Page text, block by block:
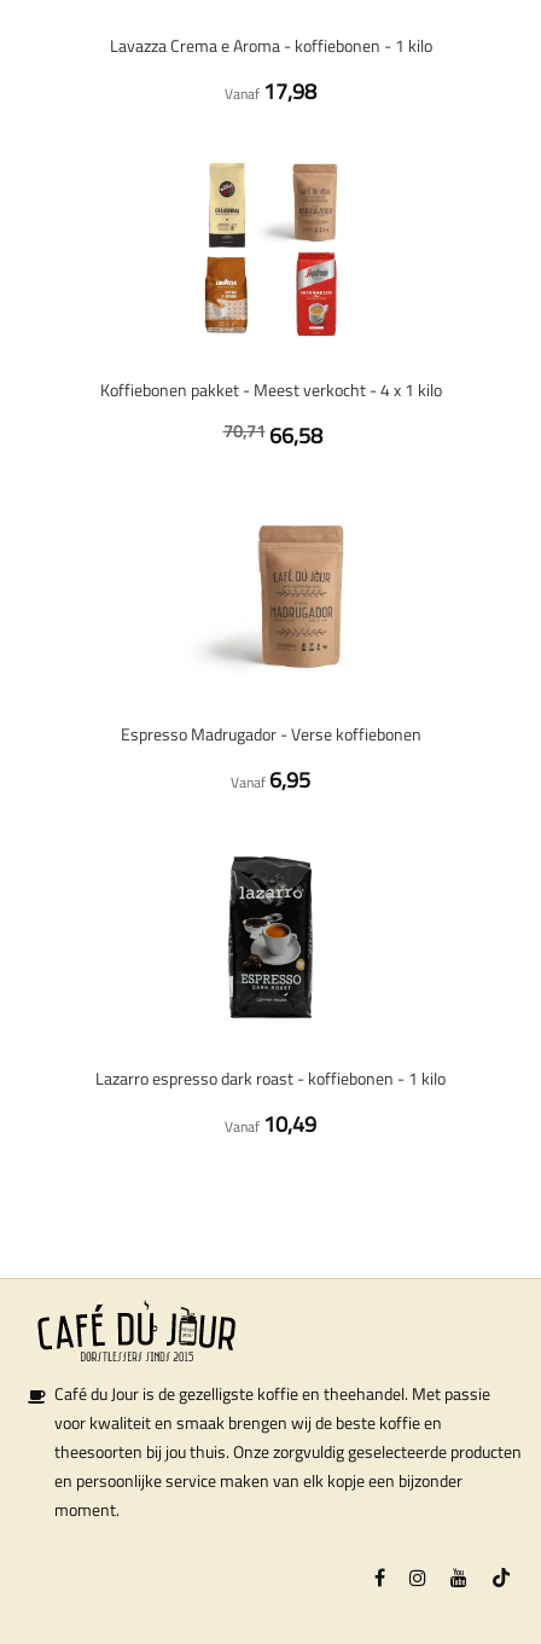
Lavazza Crema e Aroma - koffiebonen - 1 kilo
Vanaf 17,98
Koffiebonen pakket - Meest verkocht - 4 x 1 kilo
66,58
70,71
Espresso Madrugador - Verse koffiebonen
Vanaf 6,95
Lazarro espresso dark roast - koffiebonen - 1 kilo
Vanaf 10,49
Café du Jour is de gezelligste koffie en theehandel. Met passie
voor kwaliteit en smaak brengen wij de beste koffie en
theesoorten bij jou thuis. Onze zorgvuldig geselecteerde producten
en persoonlijke service maken van elk kopje een bijzonder
moment.